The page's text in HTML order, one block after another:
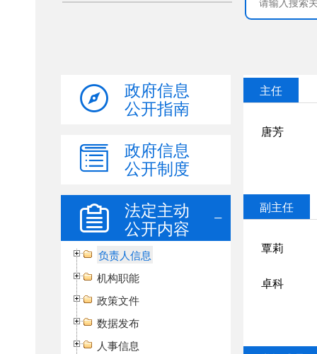
政府信息
公开指南
政府信息
公开制度
法定主动
公开内容
负责人信息
机构职能
政策文件
数据发布
人事信息